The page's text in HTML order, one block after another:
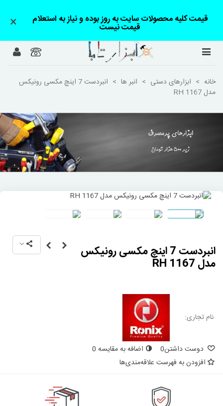
قیمت کلیه محصولات سایت به روز بوده و نیاز به استعلام
قیمت نیست ×
خانه > ابزارهای دستی > انبر ها >
انبردست 7 اینچ مکسی رونیکس
مدل RH 1167
انبردست 7 اینچ مکسی رونیکس
مدل RH 1167
نام تجاری:
دوست داشتن0 اضافه به مقایسه 0
افزودن به فهرست علاقه‌مندی‌ها